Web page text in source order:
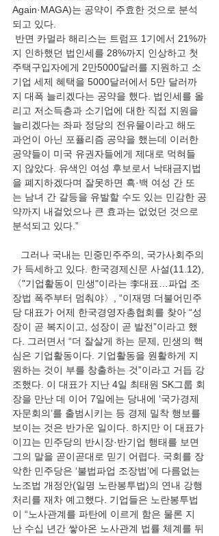
Again·MAGA)는 공약이 주효한 것으로 분석
되고 있다.
반면 카멀라 해리스는 트럼프 1기에서 21%까
지 인하했던 법인세를 28%까지 인상하고 첫
주택구입자에게 2만5000달러를 지원하고 소
기업 세제 혜택을 5000달러에서 5만 달러까
지 대폭 늘리겠다는 공약을 했다. 법인세를 올
리고 저소득층과 소기업에 대한 직접 지원을
늘리겠다는 좌파 정당의 전유물이라고 해도
과언이 아닌 포퓰리즘 공약을 했는데 이러한
공약들이 미국 유권자들에게 제대로 먹혀들
지 않았다. 유색인 여성 후보로서 낙태금지법
을 폐지하겠다며 잘못하면 흑·백 여성 간 또
는 남녀 간 갈등을 유발할 수도 있는 민감한 공
약까지 내걸었으나 큰 효과는 없었던 것으로
분석되고 있다.”
그러나 국내는 민중민주주의, 국가사회주의
가 득세하고 있다. 한국경제신문 사설(11.12),
〈"기업활동이 민생"이라는 李대표…파업 조
장법 폭주부터 멈춰야〉, “이재명 더불어민주
당 대표가 어제 한국경영자총협회를 찾아 “성
장이 곧 복지이고, 성장이 곧 발전”이라고 했
다. 그러면서 “더 잘살게 하는 문제, 민생의 핵
심은 기업활동이다. 기업활동을 원활하게 지
원하는 것이 부를 창출하는 것”이라고 거듭 강
조했다. 이 대표가 지난 4일 최태원 SK그룹 회
장을 만난 데 이어 7일에는 당내에 ‘국가경제
자문회의’를 출범시키는 등 경제 밀착 행보를
보이는 것은 반가운 일이다. 하지만 이 대표가
이끄는 민주당의 반시장·반기업 행태를 보면
그의 말을 곧이곧대로 믿기 어렵다. 국회를 장
악한 민주당은 ‘불법파업 조장법’에 다름없는
노조법 개정안(일명 노란봉투법)의 연내 강행
처리를 재차 예고했다. 기업들은 노란봉투법
이 “노사관계를 파탄에 이르게 함은 물론 지
난 수십 년간 쌓아온 노사관계 법률 체계를 뒤